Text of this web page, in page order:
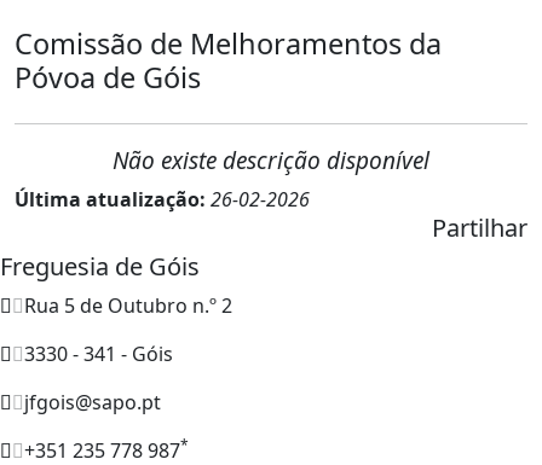
Comissão de Melhoramentos da
Póvoa de Góis
Não existe descrição disponível
Última atualização: 26-02-2026
Partilhar
Freguesia de Góis
Rua 5 de Outubro n.º 2
3330 - 341 - Góis
jfgois@sapo.pt
+351 235 778 987*